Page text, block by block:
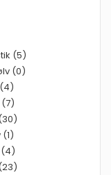
(5)
(0)
(7)
(4)